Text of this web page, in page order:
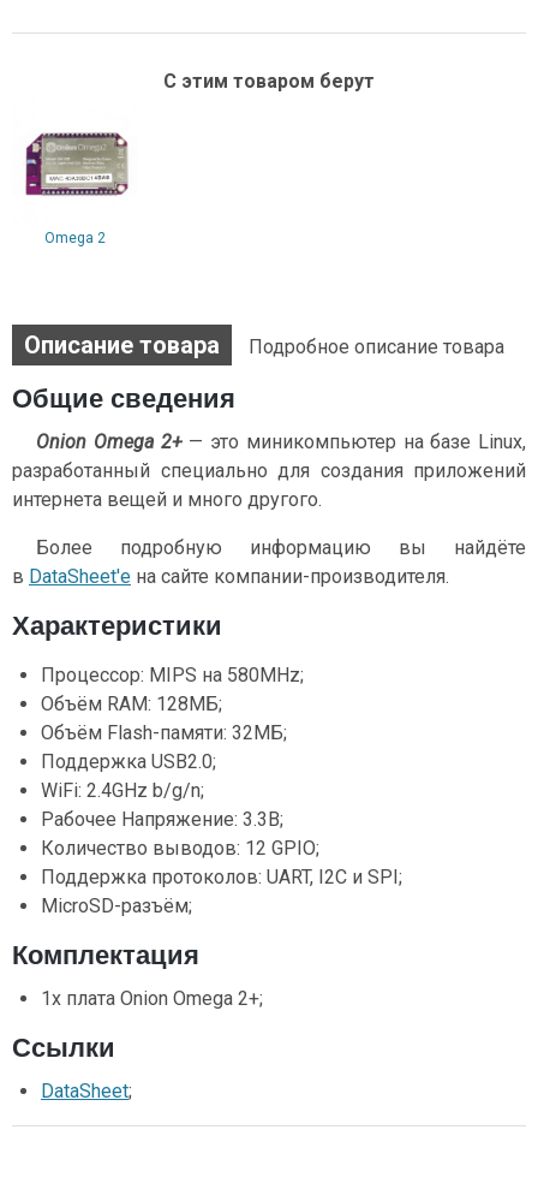
С этим товаром берут
Omega 2
Описание товара Подробное описание товара
Общие сведения
Onion Omega 2+— это миникомпьютер на базе Linux,
разработанный специально для создания приложений
интернета вещей и много другого.
Более подробную информацию вы найдёте
в DataSheet'е на сайте компании-производителя.
Характеристики
Процессор: MIPS на 580MHz;
Объём RAM: 128МБ;
Объём Flash-памяти: 32МБ;
Поддержка USB2.0;
WiFi: 2.4GHz b/g/n;
Рабочее Напряжение: 3.3В;
Количество выводов: 12 GPIO;
Поддержка протоколов: UART, I2C и SPI;
MicroSD-разъём;
Комплектация
1х плата Onion Omega 2+;
Ссылки
DataSheet;